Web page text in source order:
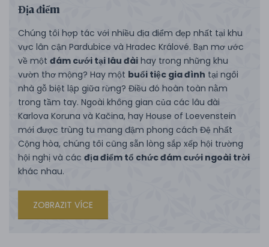
Địa điểm
Chúng tôi hợp tác với nhiều địa điểm đẹp nhất tại khu
vực lân cận Pardubice và Hradec Králové. Bạn mơ ước
về một đám cưới tại lâu đài hay trong những khu
vườn thơ mộng? Hay một buổi tiệc gia đình tại ngôi
nhà gỗ biệt lập giữa rừng? Điều đó hoàn toàn nằm
trong tầm tay. Ngoài không gian của các lâu đài
Karlova Koruna và Kačina, hay House of Loevenstein
mới được trùng tu mang đậm phong cách Đệ nhất
Cộng hòa, chúng tôi cũng sẵn lòng sắp xếp hội trường
hội nghị và các địa điểm tổ chức đám cưới ngoài trời
khác nhau.
ZOBRAZIT VÍCE